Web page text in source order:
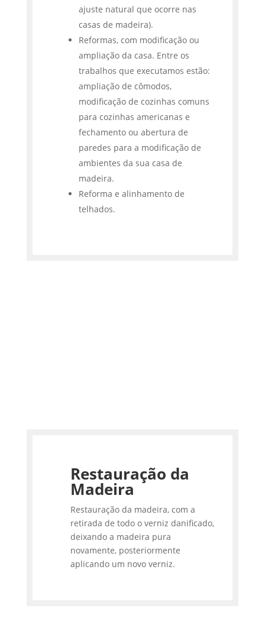
ajuste natural que ocorre nas
casas de madeira).
Reformas, com modificação ou
ampliação da casa. Entre os
trabalhos que executamos estão:
ampliação de cômodos,
modificação de cozinhas comuns
para cozinhas americanas e
fechamento ou abertura de
paredes para a modificação de
ambientes da sua casa de
madeira.
Reforma e alinhamento de
telhados.
Restauração da
Madeira
Restauração da madeira, com a
retirada de todo o verniz danificado,
deixando a madeira pura
novamente, posteriormente
aplicando um novo verniz.